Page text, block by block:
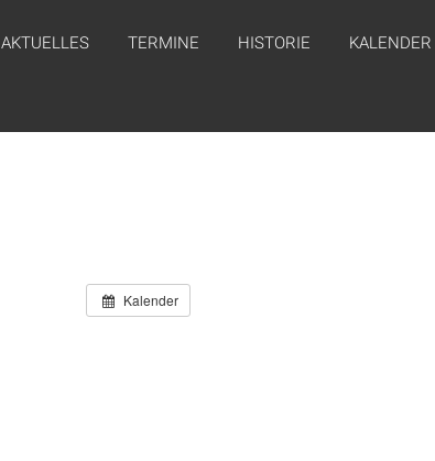
AKTUELLES TERMINE HISTORIE KALENDER
Kalender